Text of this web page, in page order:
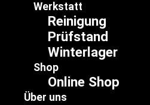
Werkstatt
Reinigung
Prüfstand
Winterlager
Shop
Online Shop
Über uns